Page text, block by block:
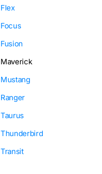
Flex
Focus
Fusion
Maverick
Mustang
Ranger
Taurus
Thunderbird
Transit